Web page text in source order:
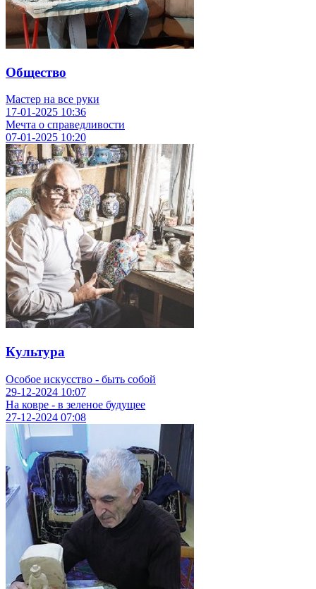
Общество
Мастер на все руки
17-01-2025 10:36
Мечта о справедливости
07-01-2025 10:20
Культура
Особое искусство - быть собой
29-12-2024 10:07
На ковре - в зеленое будущее
27-12-2024 07:08